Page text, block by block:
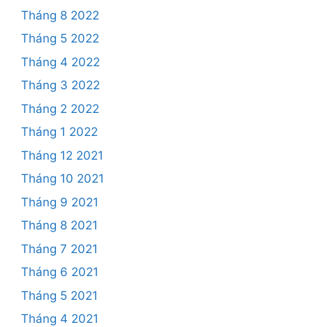
Tháng 8 2022
Tháng 5 2022
Tháng 4 2022
Tháng 3 2022
Tháng 2 2022
Tháng 1 2022
Tháng 12 2021
Tháng 10 2021
Tháng 9 2021
Tháng 8 2021
Tháng 7 2021
Tháng 6 2021
Tháng 5 2021
Tháng 4 2021